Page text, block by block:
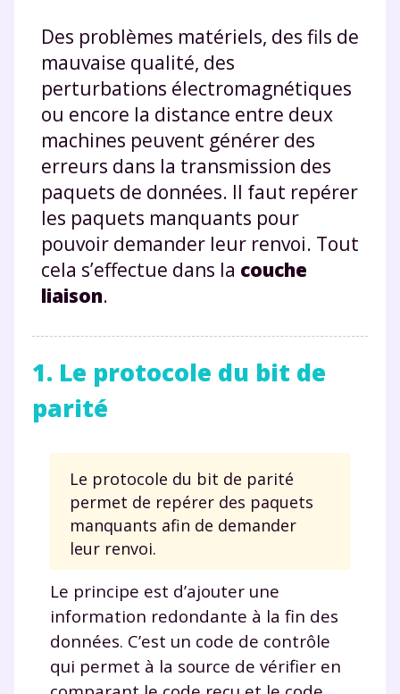
Des problèmes matériels, des fils de
mauvaise qualité, des
perturbations électromagnétiques
ou encore la distance entre deux
machines peuvent générer des
erreurs dans la transmission des
paquets de données. Il faut repérer
les paquets manquants pour
pouvoir demander leur renvoi. Tout
cela s’effectue dans la couche
liaison.
1. Le protocole du bit de
parité
Le protocole du bit de parité
permet de repérer des paquets
manquants afin de demander
leur renvoi.
Le principe est d’ajouter une
information redondante à la fin des
données. C’est un code de contrôle
qui permet à la source de vérifier en